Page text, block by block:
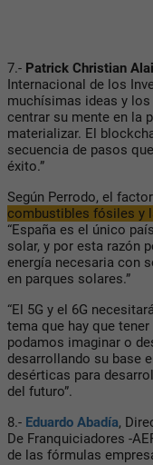
7.- Patrick Christian
Internacional de los
muchísimas ideas y
centrar su mente en la
materializar. El
secuencia de pasos
éxito.”
Según Perrodo, el
combustibles fósiles y
“España es el único
solar, y por esta razón
energía necesaria con
en parques solares.”
“El 5G y el 6G
tema que hay que
podamos imaginar o
desarrollando su base
desérticas para
del futuro”.
8.- Eduardo Abadía,
De Franquiciadores -
de las fórmulas